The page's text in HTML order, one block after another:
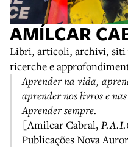
AMÍLCAR
Libri, articoli, archivi, siti
ricerche e
Aprender na vida,
aprender nos livros e
Aprender sempre.
[Amilcar Cabral,
Publicações Nova